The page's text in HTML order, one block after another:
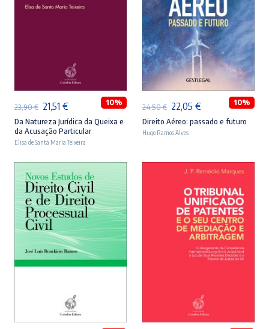
ADICIONAR
23,90€ O
preço
original
23,90 €.
21,51 €O
preço
atual
21,51 €.
10%
Da Natureza Jurídica da Queixa e
da Acusação Particular
Elisa de Santa Maria Teixeira
ADICIONAR
24,50€ O
preço
original
24,50 €.
22,05 €O
preço
22,05 €.
10%
Direito Aéreo: passado e futuro
Hugo Ramos Alves
ADICIONAR ADICIONAR